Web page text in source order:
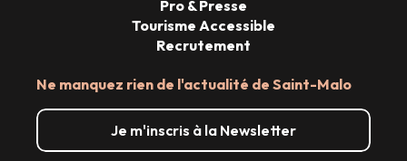
Ne manquez rien de l'actualité de Saint-Malo
Je m'inscris à la Newsletter
Pro & Presse
Tourisme Accessible
Recrutement